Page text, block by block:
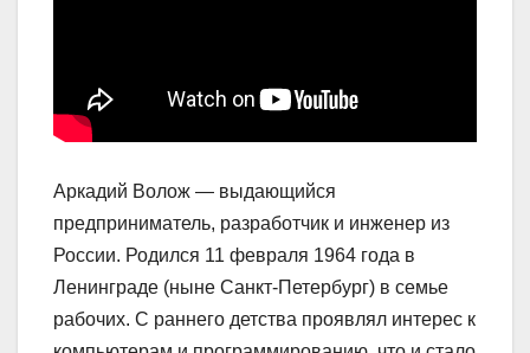
Аркадий Волож — выдающийся
предприниматель, разработчик и инженер из
России. Родился 11 февраля 1964 года в
Ленинграде (ныне Санкт-Петербург) в семье
рабочих. С раннего детства проявлял интерес к